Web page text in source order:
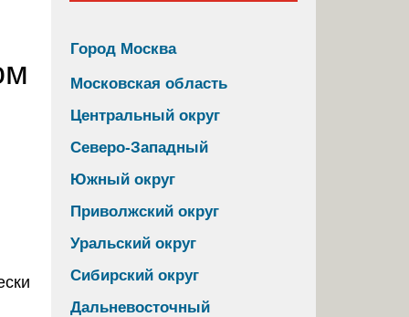
Город Москва
Московская область
Центральный округ
Северо-Западный
Южный округ
Приволжский округ
Уральский округ
Сибирский округ
Дальневосточный